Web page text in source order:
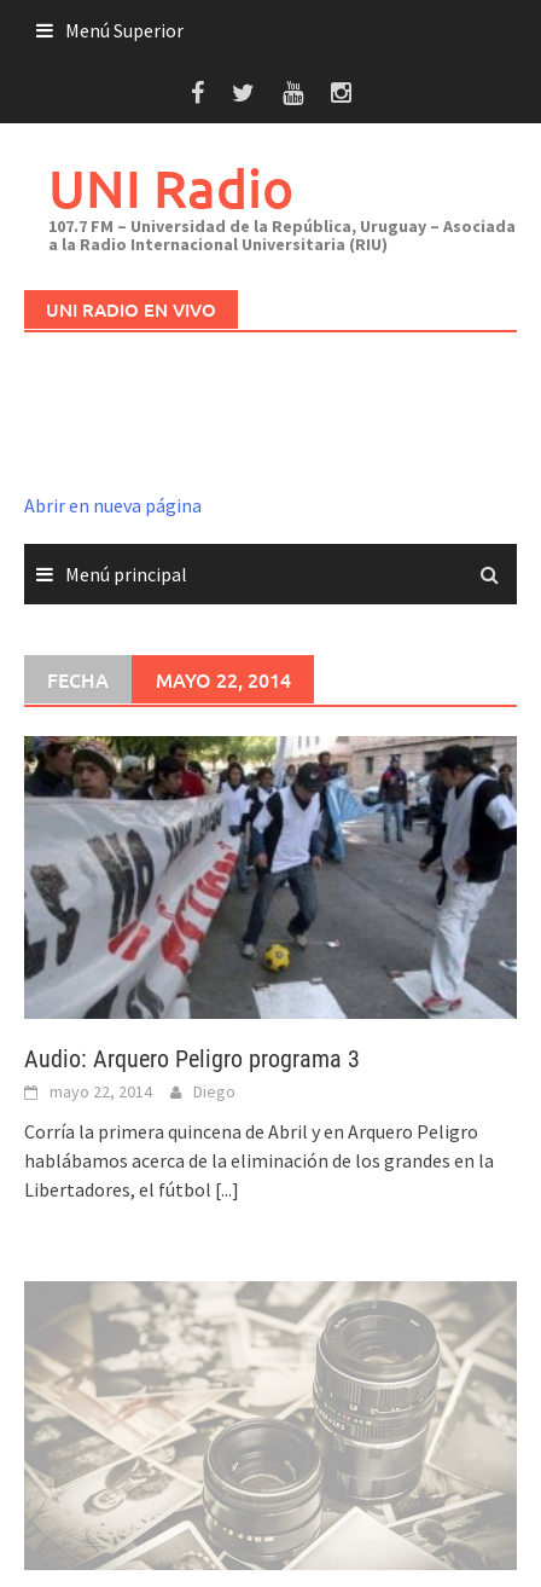
Menú Superior
UNI Radio
107.7 FM – Universidad de la República, Uruguay – Asociada
a la Radio Internacional Universitaria (RIU)
UNI RADIO EN VIVO
Abrir en nueva página
Menú principal
FECHA MAYO 22, 2014
Audio: Arquero Peligro programa 3
mayo 22, 2014 Diego
Corría la primera quincena de Abril y en Arquero Peligro
hablábamos acerca de la eliminación de los grandes en la
Libertadores, el fútbol [...]